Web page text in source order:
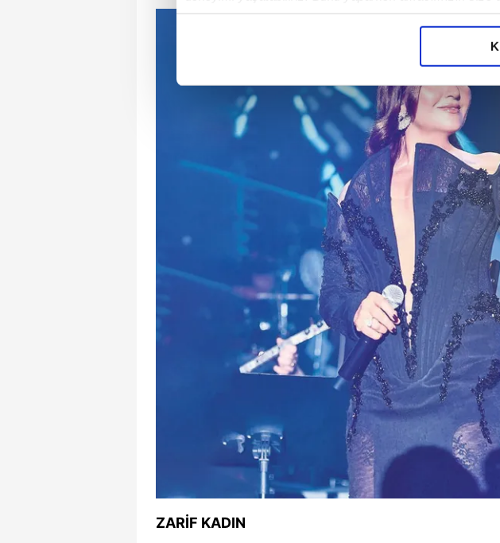
içerikleri sunabilmek adına elimizden gelen çabayı
Sizlere daha iyi bir hizmet sunabilmek için İnternet
çerezler vasıtasıyla çeşitli kişisel verileriniz işlenmekte
amacıyla kullanılmaktadır. Diğer çerezler, sitemizin
reklam/pazarlama faaliyetlerinin yapılması, amaçlarıyla
Çerezlere ilişkin tercihlerinizi aşağıda yer alan panel
butonuna tıklayabilir,
Çerez Bilgilendirme Metnimizi
6698 sayılı Kişisel Verilerin Korunması Kanunu
mevzuata uygun olarak kullanılan çerezlerle ilgili bilgi
ZARİF KADIN